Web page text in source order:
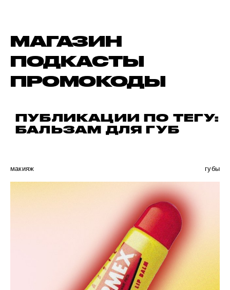
МАГАЗИН
ПОДКАСТЫ
ПРОМОКОДЫ
ПУБЛИКАЦИИ ПО ТЕГУ:
БАЛЬЗАМ ДЛЯ ГУБ
макияж губы